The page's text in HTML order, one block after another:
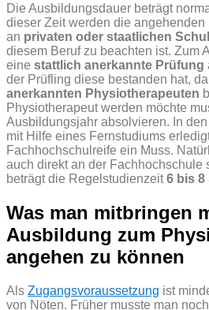
Die Ausbildungsdauer beträgt
dieser Zeit werden die angehenden
an privaten oder staatlichen
diesem Beruf zu beachten ist. Zum
eine stattlich anerkannte Prüfung
der Prüfling diese bestanden hat,
anerkannten Physiotherapeuten
Physiotherapeut werden möchte
Ausbildungsjahr absolvieren. In
mit Hilfe eines Fernstudiums
Fachhochschulreife ein Muss.
auch direkt an der Fachhochschule
beträgt die Regelstudienzeit6 bis 8
Was man mitbringen
Ausbildung zum
angehen zu können
Als Zugangsvoraussetzung ist
von Nöten. Früher musste man